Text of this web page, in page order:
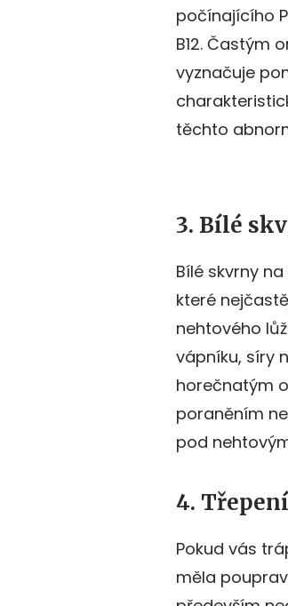
počínajícího
B12. Častým
vyznačuje
těchto
3. Bílé
Bílé skvrny
které
nehtového
vápníku, síry
horečnatým
poraněním
pod
4.
Pokud vás
měla